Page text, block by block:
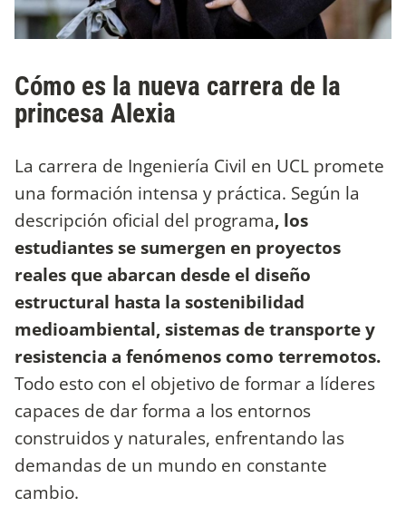
Cómo es la nueva carrera de la
princesa Alexia
La carrera de Ingeniería Civil en UCL promete
una formación intensa y práctica. Según la
descripción oficial del programa, los
estudiantes se sumergen en proyectos
reales que abarcan desde el diseño
estructural hasta la sostenibilidad
medioambiental, sistemas de transporte y
resistencia a fenómenos como terremotos.
Todo esto con el objetivo de formar a líderes
capaces de dar forma a los entornos
construidos y naturales, enfrentando las
demandas de un mundo en constante
cambio.